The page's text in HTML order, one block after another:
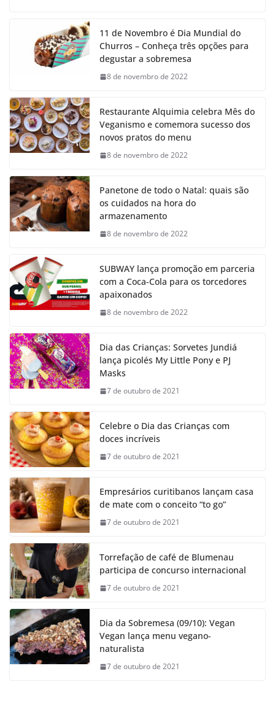
11 de Novembro é Dia Mundial do
Churros – Conheça três opções para
degustar a sobremesa
8 de novembro de 2022
Restaurante Alquimia celebra Mês do
Veganismo e comemora sucesso dos
novos pratos do menu
8 de novembro de 2022
Panetone de todo o Natal: quais são
os cuidados na hora do
armazenamento
8 de novembro de 2022
SUBWAY lança promoção em parceria
com a Coca-Cola para os torcedores
apaixonados
8 de novembro de 2022
Dia das Crianças: Sorvetes Jundiá
lança picolés My Little Pony e PJ
Masks
7 de outubro de 2021
Celebre o Dia das Crianças com
doces incríveis
7 de outubro de 2021
Empresários curitibanos lançam casa
de mate com o conceito “to go”
7 de outubro de 2021
Torrefação de café de Blumenau
participa de concurso internacional
7 de outubro de 2021
Dia da Sobremesa (09/10): Vegan
Vegan lança menu vegano-
naturalista
7 de outubro de 2021